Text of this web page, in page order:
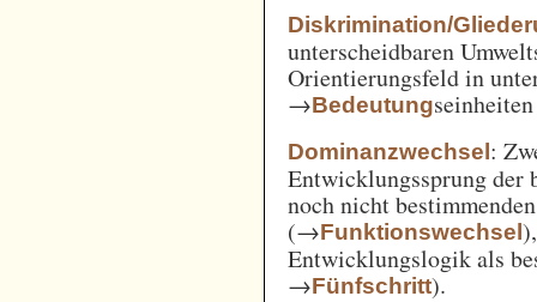
Diskrimination/
unterscheidbaren
Orientierungsfeld in
→Bedeutung
Dominanzwechsel:
Entwicklungssprung der
noch nicht
(→Funktionswechsel
Entwicklungslogik als
→Fünfschritt).